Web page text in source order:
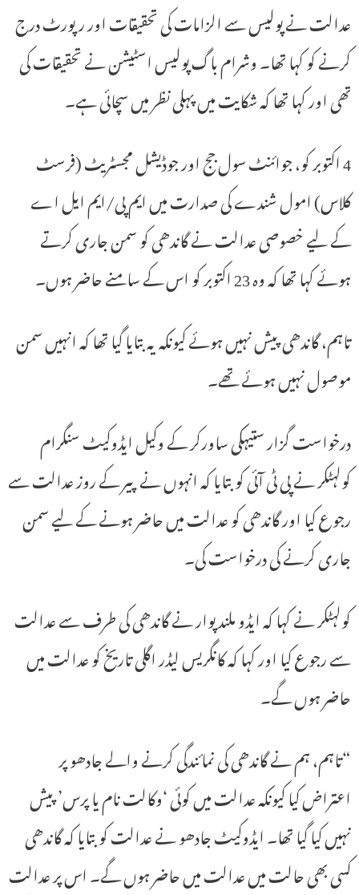
عدالت نے پولیس سے الزامات کی تحقیقات اور رپورٹ درج
کرنے کو کہا تھا۔ وشرام باگ پولیس اسٹیشن نے تحقیقات کی
تھی اور کہا تھا کہ شکایت میں پہلی نظر میں سچائی ہے۔
4 اکتوبر کو، جوائنٹ سول جج اور جوڈیشل مجسٹریٹ (فرسٹ
کلاس) امول شندے کی صدارت میں ایم پی/ایم ایل اے
کے لیے خصوصی عدالت نے گاندھی کو سمن جاری کرتے
ہوئے کہا تھا کہ وہ 23 اکتوبر کو اس کے سامنے حاضر ہوں۔
تاہم، گاندھی پیش نہیں ہوئے کیونکہ یہ بتایا گیا تھا کہ انہیں سمن
موصول نہیں ہوئے تھے۔
درخواست گزار ستیہکی ساورکر کے وکیل ایڈوکیٹ سنگرام
کولہٹکر نے پی ٹی آئی کو بتایا کہ انہوں نے پیر کے روز عدالت سے
رجوع کیا اور گاندھی کو عدالت میں حاضر ہونے کے لیے سمن
جاری کرنے کی درخواست کی۔
کولہٹکر نے کہا کہ ایڈو ملند پوار نے گاندھی کی طرف سے عدالت
سے رجوع کیا اور کہا کہ کانگریس لیڈر اگلی تاریخ کو عدالت میں
حاضر ہوں گے۔
“تاہم، ہم نے گاندھی کی نمائندگی کرنے والے جادھو پر
اعتراض کیا کیونکہ عدالت میں کوئی ‘وکالت نام یا پرس’ پیش
نہیں کیا گیا تھا۔ ایڈوکیٹ جادھو نے عدالت کو بتایا کہ گاندھی
کسی بھی حالت میں عدالت میں حاضر ہوں گے۔ اس پر عدالت